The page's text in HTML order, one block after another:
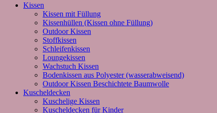
Kissen
Kissen mit Füllung
Kissenhüllen (Kissen ohne Füllung)
Outdoor Kissen
Stoffkissen
Schleifenkissen
Loungekissen
Wachstuch Kissen
Bodenkissen aus Polyester (wasserabweisend)
Outdoor Kissen Beschichtete Baumwolle
Kuscheldecken
Kuschelige Kissen
Kuscheldecken für Kinder